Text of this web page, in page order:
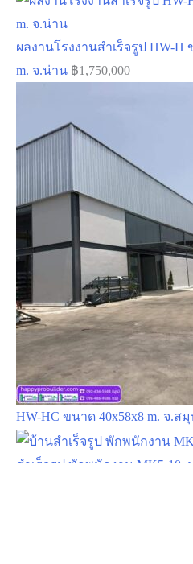
ผลงานโรงงานสำเร็จรูป HW-H
m. จ.น่าน ฿1,750,000
HW-HC ขนาด 40x58x8 m. จ.ส
สำเร็จรูป พักพนักงาน MK5-10.